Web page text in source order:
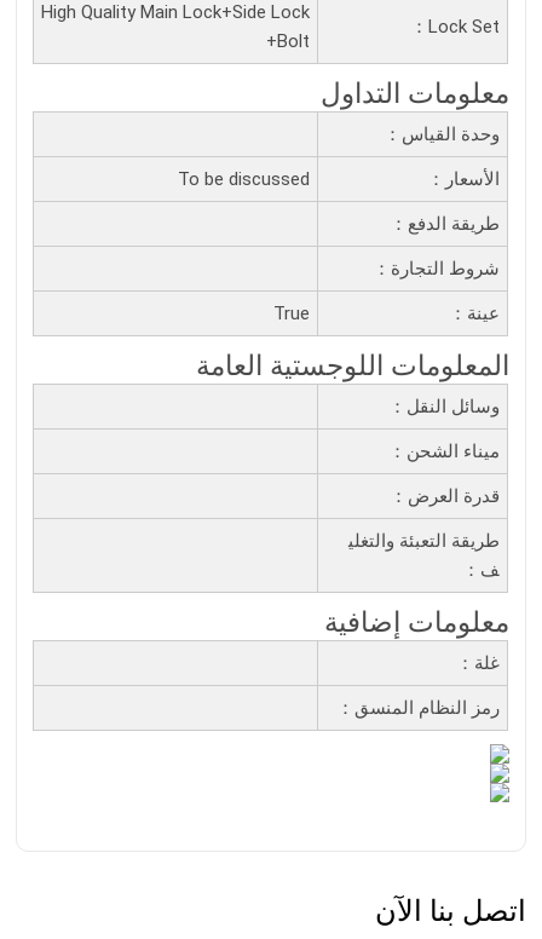
Lock Set：
High Quality Main Lock+Side Lock
+Bolt
معلومات التداول
وحدة القياس：
الأسعار： To be discussed
طريقة الدفع：
شروط التجارة：
عينة： True
المعلومات اللوجستية العامة
وسائل النقل：
ميناء الشحن：
قدرة العرض：
طريقة التعبئة والتغلي
ف：
معلومات إضافية
غلة：
رمز النظام المنسق：
اتصل بنا الآن